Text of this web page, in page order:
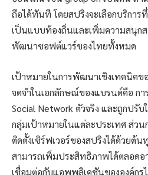
ถือได้ทันที โดยสปริงจะเลือกบริกา
เป็นแบบท้องถิ่นและเพิ่มความสนุก
พัฒนาซอฟต์แวร์ของไทยทั้งหมด
เป้าหมายในการพัฒนาเชิงเทคนิคข
จดจำในเอกลักษณ์ของแบรนด์คือ ก
Social Network ตัวจริง และถูกปรั
กลุ่มเป้าหมายในแต่ละประเทศ ส่วน
ติดตั้งเซิร์ฟเวอร์ของสปริงได้ด้วยต้
สามารถเพิ่มประสิทธิภาพได้ตลอดอ
เชื่อมต่อกับแอพพลิเคชันขององค์กรไ